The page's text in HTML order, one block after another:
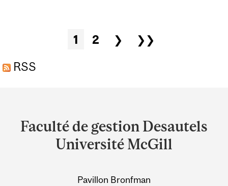
1 2 ❯
❯❯
RSS
and
University
Faculté de gestion Desautels
Université McGill
Pavillon Bronfman